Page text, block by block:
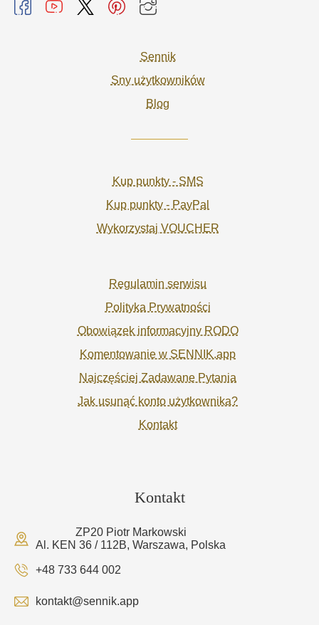
Sennik
Sny użytkowników
Blog
Kup punkty - SMS
Kup punkty - PayPal
Wykorzystaj VOUCHER
Regulamin serwisu
Polityka Prywatności
Obowiązek informacyjny RODO
Komentowanie w SENNIK.app
Najczęściej Zadawane Pytania
Jak usunąć konto użytkownika?
Kontakt
Kontakt
ZP20 Piotr Markowski
Al. KEN 36 / 112B, Warszawa, Polska
+48 733 644 002
kontakt@sennik.app